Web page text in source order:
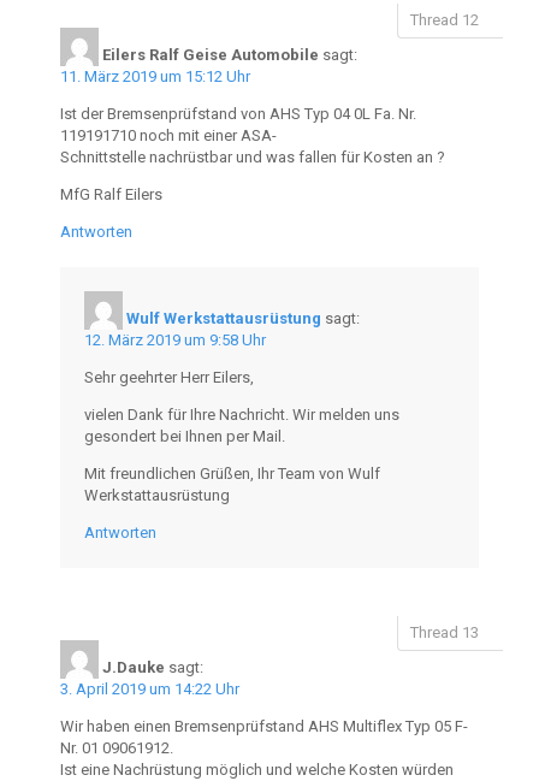
Eilers Ralf Geise Automobile sagt:
11. März 2019 um 15:12 Uhr
Ist der Bremsenprüfstand von AHS Typ 04 0L Fa. Nr.
119191710 noch mit einer ASA-
Schnittstelle nachrüstbar und was fallen für Kosten an ?
MfG Ralf Eilers
Antworten
Wulf Werkstattausrüstung sagt:
12. März 2019 um 9:58 Uhr
Sehr geehrter Herr Eilers,
vielen Dank für Ihre Nachricht. Wir melden uns
gesondert bei Ihnen per Mail.
Mit freundlichen Grüßen, Ihr Team von Wulf
Werkstattausrüstung
Antworten
J.Dauke sagt:
3. April 2019 um 14:22 Uhr
Wir haben einen Bremsenprüfstand AHS Multiflex Typ 05 F-
Nr. 01 09061912.
Ist eine Nachrüstung möglich und welche Kosten würden